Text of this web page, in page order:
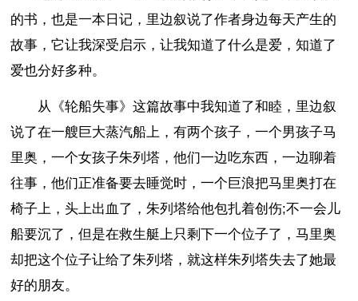
的书，也是一本日记，里边叙说了作者身边每天产生的
故事，它让我深受启示，让我知道了什么是爱，知道了
爱也分好多种。
从《轮船失事》这篇故事中我知道了和睦，里边叙
说了在一艘巨大蒸汽船上，有两个孩子，一个男孩子马
里奥，一个女孩子朱列塔，他们一边吃东西，一边聊着
往事，他们正准备要去睡觉时，一个巨浪把马里奥打在
椅子上，头上出血了，朱列塔给他包扎着创伤;不一会儿
船要沉了，但是在救生艇上只剩下一个位子了，马里奥
却把这个位子让给了朱列塔，就这样朱列塔失去了她最
好的朋友。